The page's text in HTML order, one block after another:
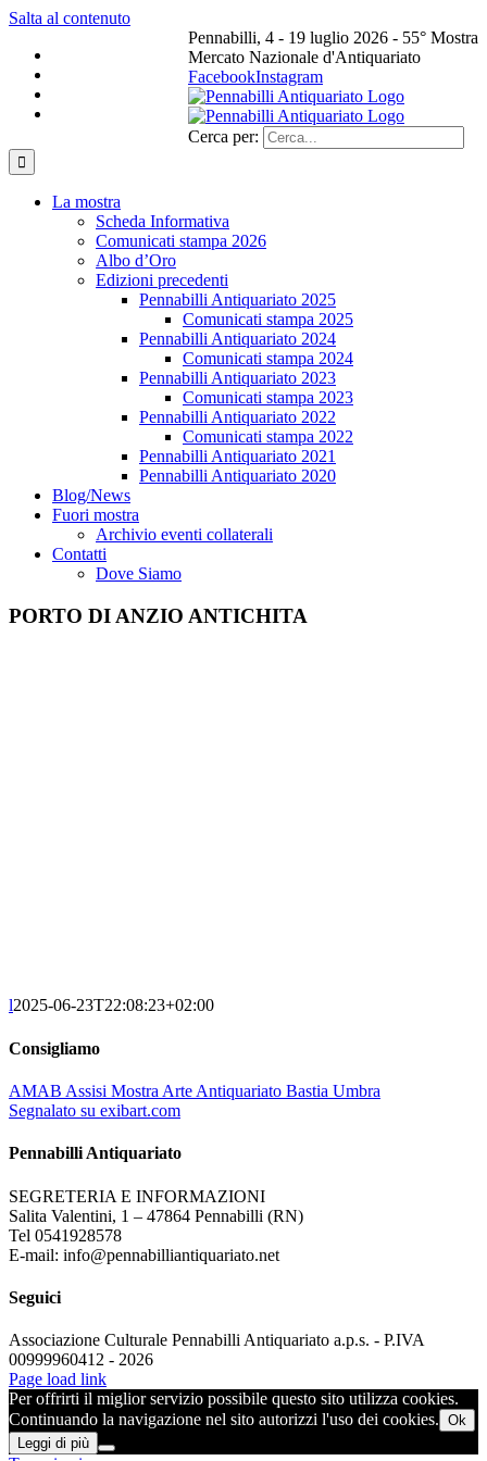
Salta al contenuto
Pennabilli, 4 - 19 luglio 2026 - 55° Mostra
Mercato Nazionale d'Antiquariato
FacebookInstagram
Cerca per:
La mostra
Scheda Informativa
Comunicati stampa 2026
Albo d’Oro
Edizioni precedenti
Pennabilli Antiquariato 2025
Comunicati stampa 2025
Pennabilli Antiquariato 2024
Comunicati stampa 2024
Pennabilli Antiquariato 2023
Comunicati stampa 2023
Pennabilli Antiquariato 2022
Comunicati stampa 2022
Pennabilli Antiquariato 2021
Pennabilli Antiquariato 2020
Blog/News
Fuori mostra
Archivio eventi collaterali
Contatti
Dove Siamo
PORTO DI ANZIO ANTICHITA
l2025-06-23T22:08:23+02:00
Consigliamo
AMAB Assisi Mostra Arte Antiquariato Bastia Umbra
Segnalato su exibart.com
Pennabilli Antiquariato
SEGRETERIA E INFORMAZIONI
Salita Valentini, 1 – 47864 Pennabilli (RN)
Tel 0541928578
E-mail: info@pennabilliantiquariato.net
Seguici
Associazione Culturale Pennabilli Antiquariato a.p.s. - P.IVA
00999960412 - 2026
Page load link
Per offrirti il miglior servizio possibile questo sito utilizza cookies.
Continuando la navigazione nel sito autorizzi l'uso dei cookies. Ok
Leggi di più